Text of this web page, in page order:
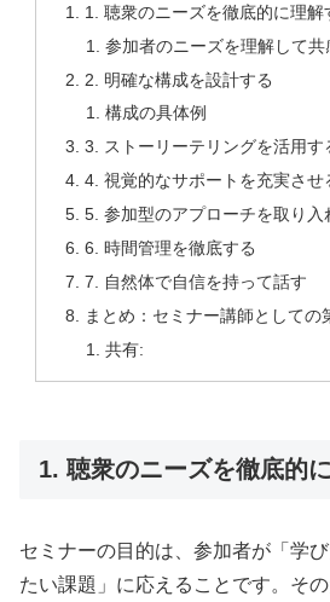
1. 聴衆のニーズを徹底的に理解
参加者のニーズを理解して共
2. 明確な構成を設計する
構成の具体例
3. ストーリーテリングを活用す
4. 視覚的なサポートを充実させ
5. 参加型のアプローチを取り入
6. 時間管理を徹底する
7. 自然体で自信を持って話す
まとめ：セミナー講師としての
共有:
1. 聴衆のニーズを徹底的
セミナーの目的は、参加者が「学
たい課題」に応えることです。そ